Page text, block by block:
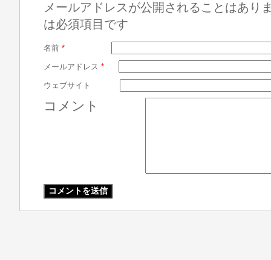
メールアドレスが公開されることはあり
は必須項目です
名前 *
メールアドレス *
ウェブサイト
コメント